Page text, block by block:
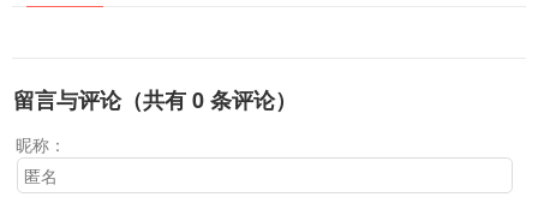
留言与评论（共有0条评论）
昵称：